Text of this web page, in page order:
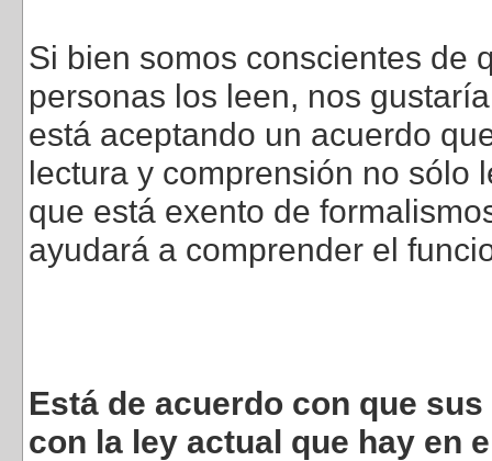
Si bien somos conscientes de
personas los leen, nos
está aceptando un acuerdo
lectura y comprensión no sólo
que está exento de
ayudará a comprender el
Está de acuerdo con que
con la ley actual que hay en